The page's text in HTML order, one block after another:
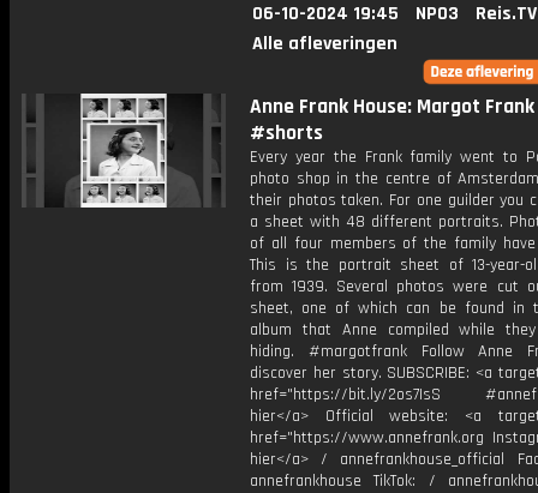
06-10-2024 19:45 NPO3
Reis.TV
Alle afleveringen
Anne Frank House: Margot Frank
#shorts
Every year the Frank family went to
photo shop in the centre of
their photos taken. For one guilder you
a sheet with 48 different portraits.
of all four members of the family have
This is the portrait sheet of 13-year-
from 1939. Several photos were cut
sheet, one of which can be found in
album that Anne compiled while
hiding. #margotfrank Follow Anne
discover her story. SUBSCRIBE: <a
href="https://bit.ly/2os7IsS
hier</a> Official website: <a
href="https://www.annefrank.org
hier</a> / annefrankhouse_official
annefrankhouse TikTok: /